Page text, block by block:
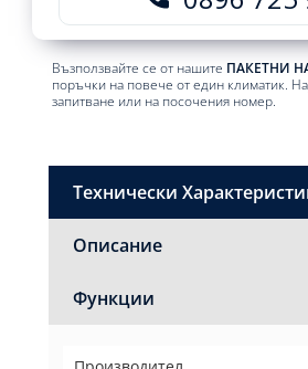
Възползвайте се от нашите ПАКЕТНИ
поръчки на повече от един климатик.
запитване или на посочения номер.
Технически
Описание
Функции